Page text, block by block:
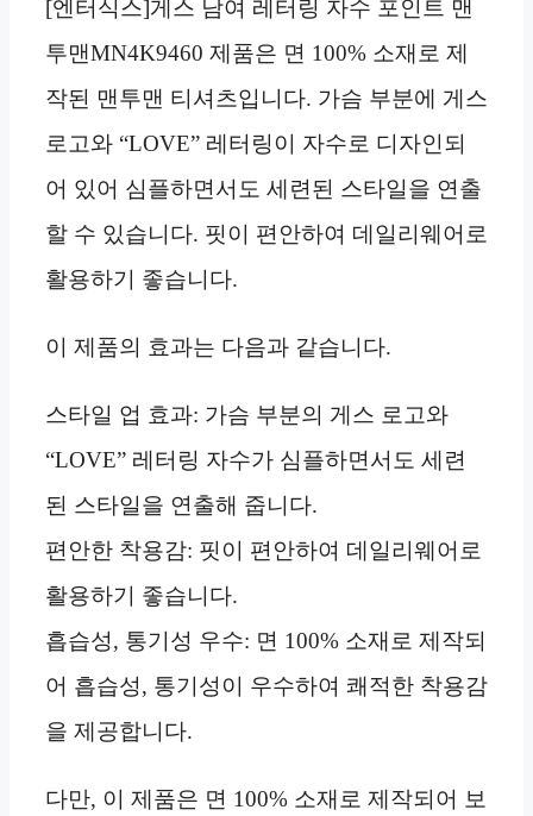
[엔터식스]게스 남여 레터링 자수 포인트 맨
투맨MN4K9460 제품은 면 100% 소재로 제
작된 맨투맨 티셔츠입니다. 가슴 부분에 게스
로고와 “LOVE” 레터링이 자수로 디자인되
어 있어 심플하면서도 세련된 스타일을 연출
할 수 있습니다. 핏이 편안하여 데일리웨어로
활용하기 좋습니다.
이 제품의 효과는 다음과 같습니다.
스타일 업 효과: 가슴 부분의 게스 로고와
“LOVE” 레터링 자수가 심플하면서도 세련
된 스타일을 연출해 줍니다.
편안한 착용감: 핏이 편안하여 데일리웨어로
활용하기 좋습니다.
흡습성, 통기성 우수: 면 100% 소재로 제작되
어 흡습성, 통기성이 우수하여 쾌적한 착용감
을 제공합니다.
다만, 이 제품은 면 100% 소재로 제작되어 보